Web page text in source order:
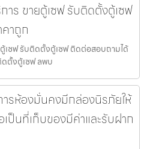
ร ขายตู้เซฟ รับติดตั้งตู้เซฟ
าถูก
เซฟ รับติดตั้งตู้เซฟ ติดต่อสอบถามได้
ตั้งตู้เซฟ ลพบ
รห้องมั่นคงมีกล่องนิรภัยให้
เป็นที่เก็บของมีค่าและรับฝาก